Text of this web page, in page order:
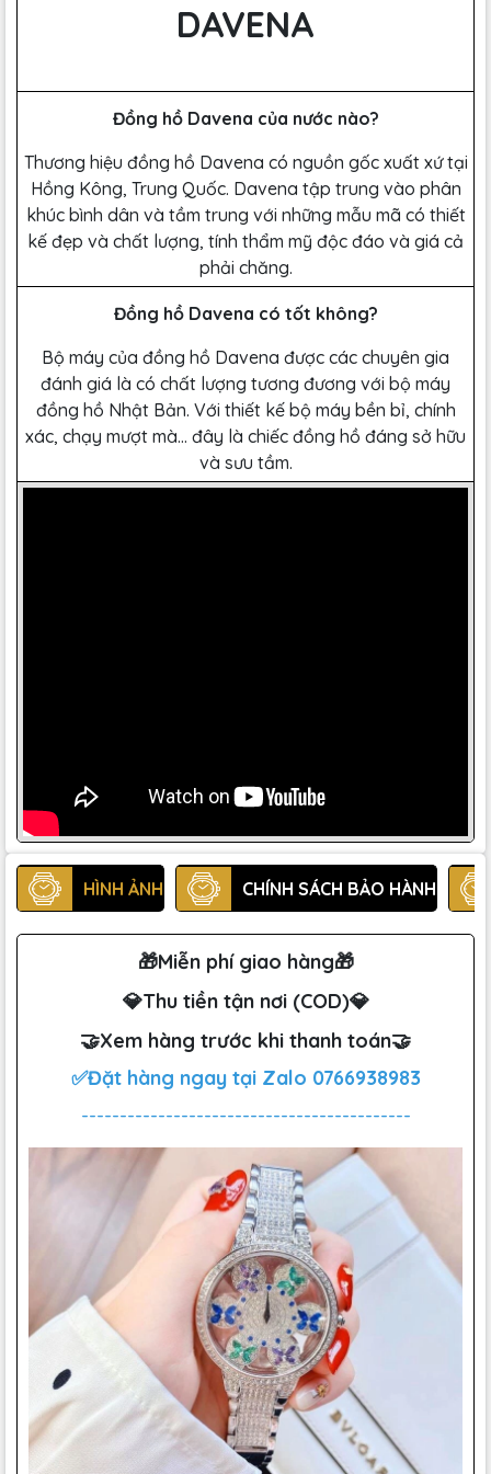
DAVENA
Đồng hồ Davena của nước nào?
Thương hiệu đồng hồ Davena có nguồn gốc xuất xứ tại
Hồng Kông, Trung Quốc. Davena tập trung vào phân
khúc bình dân và tầm trung với những mẫu mã có thiết
kế đẹp và chất lượng, tính thẩm mỹ độc đáo và giá cả
phải chăng.
Đồng hồ Davena có tốt không?
Bộ máy của đồng hồ Davena được các chuyên gia
đánh giá là có chất lượng tương đương với bộ máy
đồng hồ Nhật Bản. Với thiết kế bộ máy bền bỉ, chính
xác, chạy mượt mà… đây là chiếc đồng hồ đáng sở hữu
và sưu tầm.
HÌNH ẢNH CHÍNH SÁCH BẢO HÀNH
🎁Miễn phí giao hàng🎁
💎Thu tiền tận nơi (COD)💎
🤝Xem hàng trước khi thanh toán🤝
✅Đặt hàng ngay tại Zalo 0766938983
-------------------------------------------